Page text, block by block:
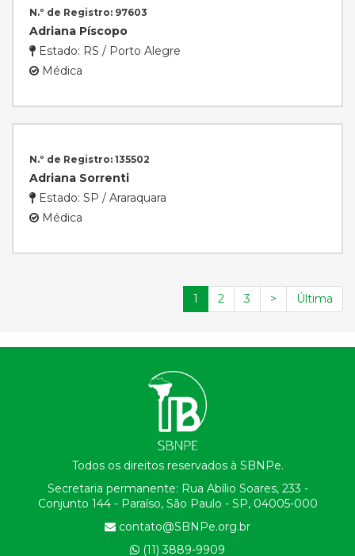
N.º de Registro: 97603
Adriana Píscopo
Estado: RS / Porto Alegre
Médica
N.º de Registro: 135502
Adriana Sorrenti
Estado: SP / Araraquara
Médica
1 2 3 > Última
Todos os direitos reservados à SBNPe.
Secretaria permanente: Rua Abílio Soares, 233 -
Conjunto 144 - Paraíso, São Paulo - SP, 04005-000
contato@SBNPe.org.br
(11) 3889-9909